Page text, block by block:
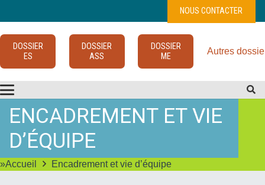
NOUS CONTACTER
DOSSIER
ES
DOSSIER
ASS
DOSSIER
ME
Autres
ENCADREMENT ET VIE
D’ÉQUIPE
»Accueil Encadrement et vie d’équipe